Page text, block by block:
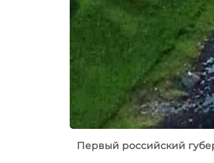
Первый российский